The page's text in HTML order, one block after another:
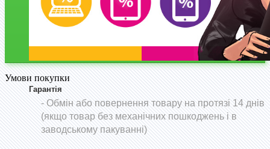
Умови покупки
Гарантія
- Обмін або повернення товару на протязі 14 днів
(якщо товар без механічних пошкоджень і в
заводському пакуванні)